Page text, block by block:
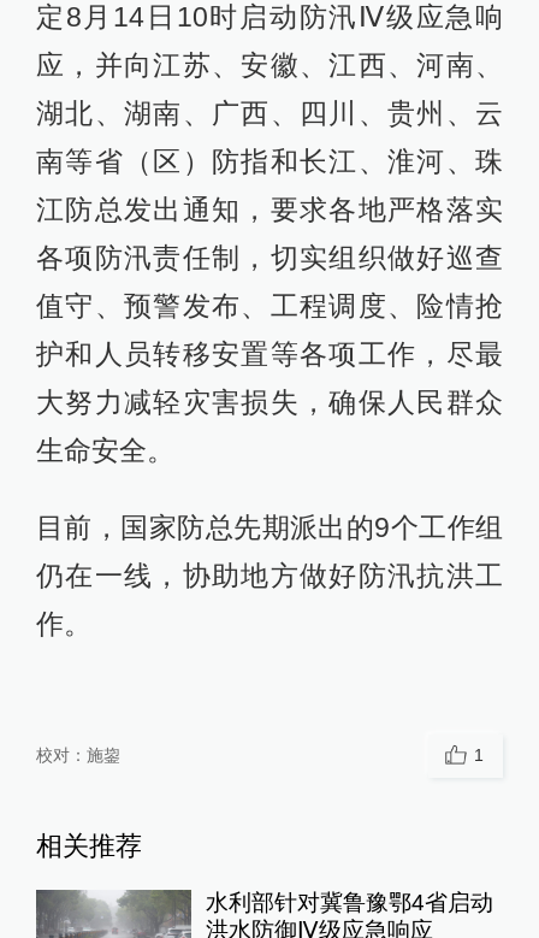
定8月14日10时启动防汛Ⅳ级应急响
应，并向江苏、安徽、江西、河南、
湖北、湖南、广西、四川、贵州、云
南等省（区）防指和长江、淮河、珠
江防总发出通知，要求各地严格落实
各项防汛责任制，切实组织做好巡查
值守、预警发布、工程调度、险情抢
护和人员转移安置等各项工作，尽最
大努力减轻灾害损失，确保人民群众
生命安全。
目前，国家防总先期派出的9个工作组
仍在一线，协助地方做好防汛抗洪工
作。
校对： 施鋆 1
相关推荐
水利部针对冀鲁豫鄂4省启动
洪水防御Ⅳ级应急响应